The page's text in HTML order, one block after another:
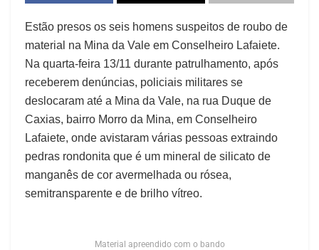
Estão presos os seis homens suspeitos de roubo de
material na Mina da Vale em Conselheiro Lafaiete.
Na quarta-feira 13/11 durante patrulhamento, após
receberem denúncias, policiais militares se
deslocaram até a Mina da Vale, na rua Duque de
Caxias, bairro Morro da Mina, em Conselheiro
Lafaiete, onde avistaram várias pessoas extraindo
pedras rondonita que é um mineral de silicato de
manganês de cor avermelhada ou rósea,
semitransparente e de brilho vítreo.
Material apreendido com o bando